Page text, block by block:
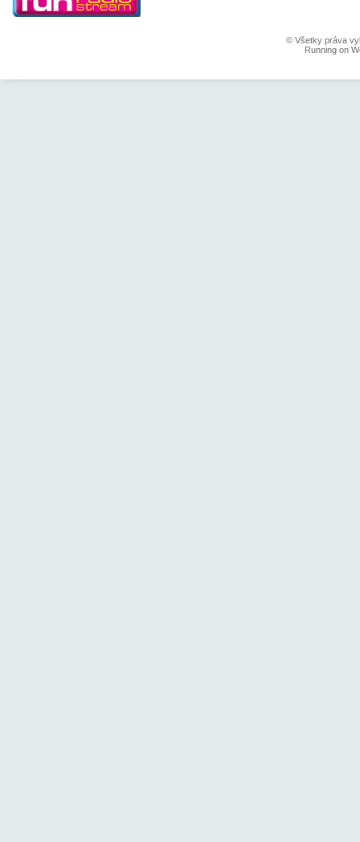
© Všetky práva
Running on